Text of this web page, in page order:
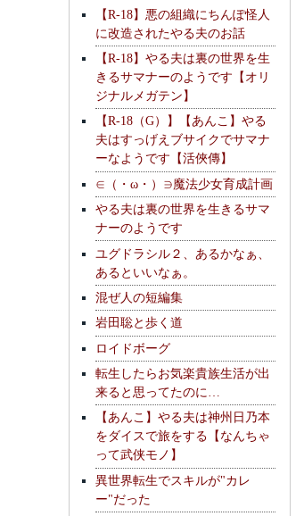
【R-18】悪の組織にちんぽ怪人
に改造されたやる夫のお話
【R-18】やる夫は裏の世界を生
きるサマナーのようです【オリ
ジナルメガテン】
【R-18（G）】【あんこ】やる
夫はすっげえブサイクでサマナ
ーなようです【活俠傳】
∈（・ω・）∋魔法少女育成計画
やる夫は裏の世界を生きるサマ
ナーのようです
ユグドラシル２、あるかなぁ、
あるといいなぁ。
混ぜ人の短編集
岩田聡と歩く道
ロイドボーグ
転生したらお気楽貴族生活が出
来ると思ってたのに…
【あんこ】やる夫は神州日乃本
をダイスで旅をする【なんちゃ
って武侠モノ】
異世界転生でスキルが"カレ
ー"だった